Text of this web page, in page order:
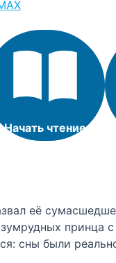
Начать чтение
её
принца
сны были